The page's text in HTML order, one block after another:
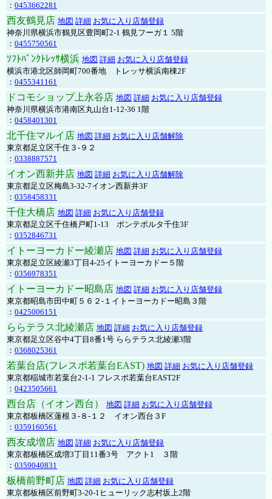
： 0453662281
西友鶴見店 地図 詳細 お気に入り店舗登録
神奈川県横浜市鶴見区豊岡町2-1 鶴見フーガ１ 5階
： 0455750561
ｿﾌﾄﾊﾞﾝｸﾄﾚｯｻ横浜 地図 詳細 お気に入り店舗登録
横浜市港北区師岡町700番地 トレッサ横浜南棟2F
： 0455341161
ドコモショップ上永谷店 地図 詳細 お気に入り店舗登録
神奈川県横浜市港南区丸山台1-12-36 1階
： 0458401301
北千住マルイ店 地図 詳細 お気に入り店舗解除
東京都足立区千住３-９２
： 0338887571
イオン西新井店 地図 詳細 お気に入り店舗解除
東京都足立区梅島3-32-7イオン西新井3F
： 0358458331
千住大橋店 地図 詳細 お気に入り店舗登録
東京都足立区千住橋戸町1-13 ポンテポルタ千住3F
： 0352846731
イトーヨーカドー綾瀬店 地図 詳細 お気に入り店舗登録
東京都足立区綾瀬3丁目4-25イトーヨーカドー５階
： 0356978351
イトーヨーカドー昭島店 地図 詳細 お気に入り店舗登録
東京都昭島市田中町５６２-１イトーヨーカドー昭島３階
： 0425006151
ららテラス北綾瀬店 地図 詳細 お気に入り店舗登録
東京都足立区谷中4丁目8番1号 ららテラス北綾瀬3階
： 0368025361
若葉台店(フレスポ若葉台EAST) 地図 詳細 お気に入り店舗登録
東京都稲城市若葉台2-1-1 フレスポ若葉台EAST2F
： 0423505661
西台店（イオン西台） 地図 詳細 お気に入り店舗登録
東京都板橋区蓮根３-８-１２ イオン西台３F
： 0359160561
西友成増店 地図 詳細 お気に入り店舗登録
東京都板橋区成増3丁目11番3号 アクト1 ３階
： 0359040831
板橋前野町店 地図 詳細 お気に入り店舗登録
東京都板橋区前野町3-20-1ヒューリック志村坂上2階